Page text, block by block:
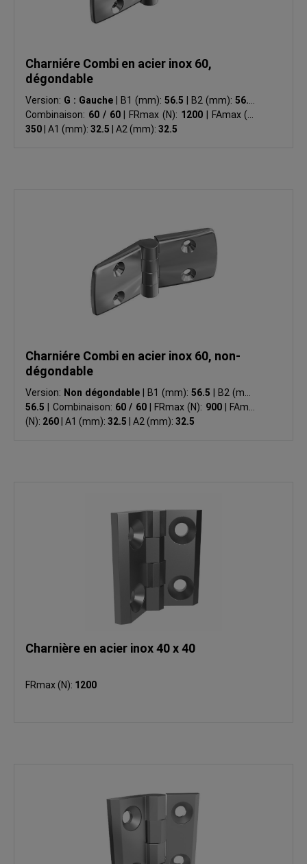
Charniére Combi en acier inox 60,
dégondable
Version: G : Gauche B1 (mm):56.5 B2 (mm):56.5
Combinaison: 60 / 60 FRmax (N): 1200
FAmax (N):
350 A1 (mm): 32.5 A2 (mm): 32.5
Charniére Combi en acier inox 60, non-
dégondable
Version: Non dégondable B1 (mm):56.5
B2 (mm):
56.5
Combinaison: 60 / 60 FRmax (N): 900
FAmax
(N): 260 A1 (mm): 32.5 A2 (mm): 32.5
Charnière en acier inox 40 x 40
FRmax (N): 1200